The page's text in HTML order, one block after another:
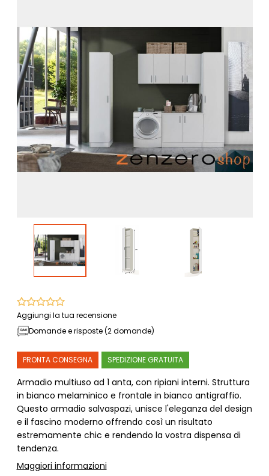
Aggiungi la tua recensione
Domande e risposte (2 domande)
PRONTA CONSEGNA SPEDIZIONE GRATUITA
Armadio multiuso ad 1 anta, con ripiani interni. Struttura
in bianco melaminico e frontale in bianco antigraffio.
Questo armadio salvaspazi, unisce l'eleganza del design
e il fascino moderno offrendo così un risultato
estremamente chic e rendendo la vostra dispensa di
tendenza.
Maggiori informazioni